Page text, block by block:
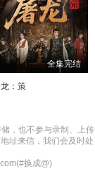
全集完结
：策
，也不参与录制、上传
址来信，我们会及时处
换成@)